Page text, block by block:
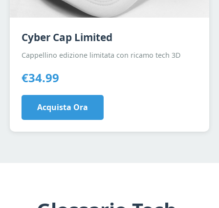
Cyber Cap Limited
Cappellino edizione limitata con ricamo tech 3D
€34.99
Acquista Ora